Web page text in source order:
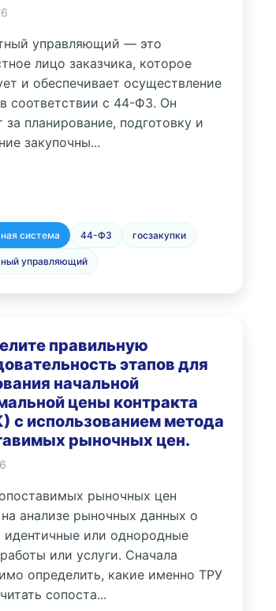
управляющий — это
лицо заказчика, которое
и обеспечивает осуществление
соответствии с 44-ФЗ. Он
за планирование, подготовку и
закупочны...
система 44-ФЗ госзакупки
управляющий
правильную
этапов для
начальной
цены контракта
использованием метода
рыночных цен.
рыночных цен
анализе рыночных данных о
идентичные или однородные
или услуги. Сначала
определить, какие именно ТРУ
сопоста...